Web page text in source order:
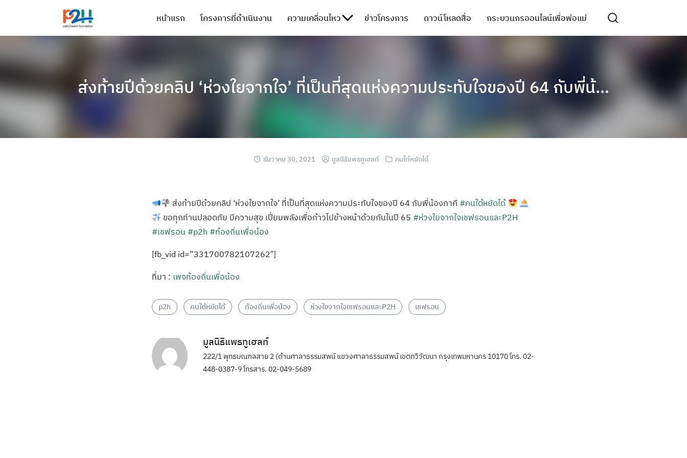
หน้าแรก โครงการที่ดำเนินงาน ความเคลื่อนไหว ข่าวโครงการ ดาวน์โหลดสื่อ กระบวนกรออนไลน์เพื่อพ่อแม่
ส่งท้ายปีด้วยคลิป ‘ห่วงใยจากใจ’ ที่เป็นที่สุดแห่งความประทับใจของปี 64 กับพี่น้…
ธันวาคม 30, 2021 มูลนิธิแพธทูเฮลท์ คนใต้หยัดได้
ส่งท้ายปีด้วยคลิป ‘ห่วงใยจากใจ’ ที่เป็นที่สุดแห่งความประทับใจของปี 64 กับพี่น้องภาคี #คนใต้หยัดได้
ขอทุกท่านปลอดภัย มีความสุข เปี่ยมพลังเพื่อก้าวไปข้างหน้าด้วยกันในปี 65 #ห่วงใยจากใจเชฟรอนและP2H
#เชฟรอน #p2h #ท้องถิ่นเพื่อน้อง
[fb_vid id=”331700782107262″]
ที่มา : เพจท้องถิ่นเพื่อน้อง
p2h คนใต้หยัดได้ ท้องถิ่นเพื่อน้อง ห่วงใยจากใจเชฟรอนและP2H เชฟรอน
มูลนิธิแพธทูเฮลท์
222/1 พุทธมณฑลสาย 2 (ด้านศาลาธรรมสพน์ แขวงศาลาธรรมสพน์ เขตทวีวัฒนา กรุงเทพมหานคร 10170 โทร. 02-
448-0387-9 โทรสาร. 02-049-5689